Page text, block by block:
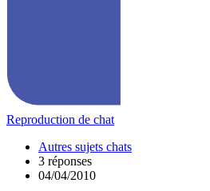
Reproduction de chat
Autres sujets chats
3 réponses
04/04/2010